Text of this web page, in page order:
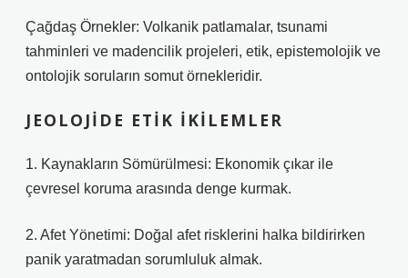
Çağdaş Örnekler: Volkanik patlamalar, tsunami
tahminleri ve madencilik projeleri, etik, epistemolojik ve
ontolojik soruların somut örnekleridir.
JEOLOJIDE ETIK İKILEMLER
1. Kaynakların Sömürülmesi: Ekonomik çıkar ile
çevresel koruma arasında denge kurmak.
2. Afet Yönetimi: Doğal afet risklerini halka bildirirken
panik yaratmadan sorumluluk almak.